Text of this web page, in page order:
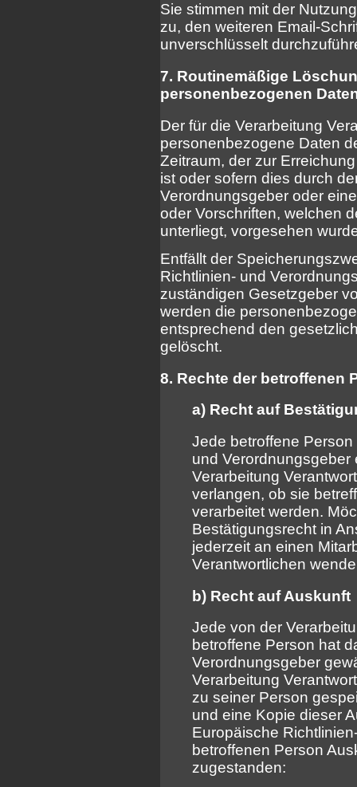
Sie stimmen mit der
zu, den weiteren Email-
unverschlüsselt
7. Routinemäßige
personenbezogenen
Der für die Verarbeitung
personenbezogene Daten
Zeitraum, der zur
ist oder sofern dies durch
Verordnungsgeber oder
oder Vorschriften, welchen
unterliegt, vorgesehen
Entfällt der
Richtlinien- und
zuständigen Gesetzgeber
werden die
entsprechend den
gelöscht.
8. Rechte der betroffenen
a) Recht auf
Jede betroffene
und Verordnungsgeber
Verarbeitung
verlangen, ob sie
verarbeitet werden.
Bestätigungsrecht in
jederzeit an einen
Verantwortlichen
b) Recht auf Auskunft
Jede von der
betroffene Person hat
Verordnungsgeber
Verarbeitung
zu seiner Person
und eine Kopie dieser
Europäische
betroffenen Person
zugestanden: